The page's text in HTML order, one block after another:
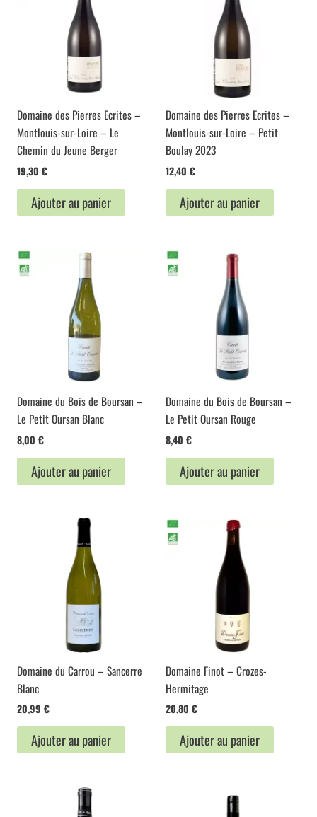
Domaine des Pierres Ecrites –
Montlouis-sur-Loire – Le
Chemin du Jeune Berger
19,30 €
Ajouter au panier
Domaine des Pierres Ecrites –
Montlouis-sur-Loire – Petit
Boulay 2023
12,40 €
Ajouter au panier
Domaine du Bois de Boursan –
Le Petit Oursan Blanc
8,00 €
Ajouter au panier
Domaine du Bois de Boursan –
Le Petit Oursan Rouge
8,40 €
Ajouter au panier
Domaine du Carrou – Sancerre
Blanc
20,99 €
Ajouter au panier
Domaine Finot – Crozes-
Hermitage
20,80 €
Ajouter au panier